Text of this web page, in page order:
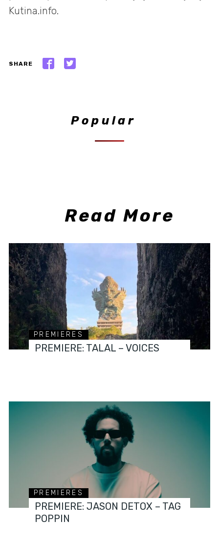
Kutina.info.
SHARE
Popular
Read More
PREMIERES
PREMIERE: TALAL – VOICES
PREMIERES
PREMIERE: JASON DETOX – TAG
POPPIN